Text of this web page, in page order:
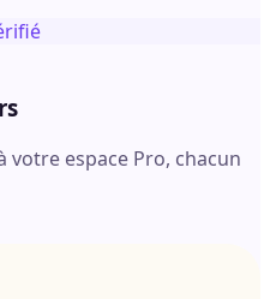
espace Pro, chacun